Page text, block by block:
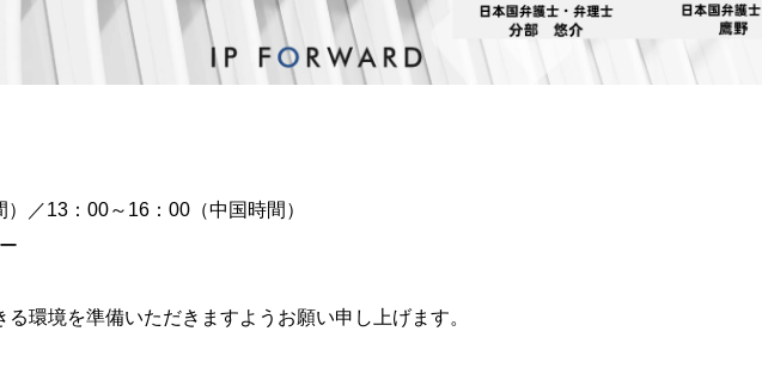
／13：00～16：00（中国時間）
環境を準備いただきますようお願い申し上げます。